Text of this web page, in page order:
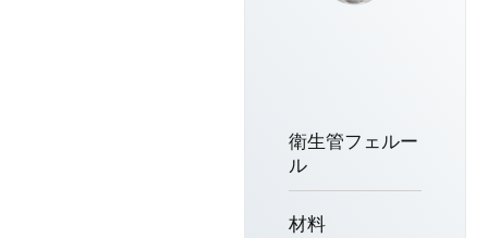
衛生管フェルー
ル
材料